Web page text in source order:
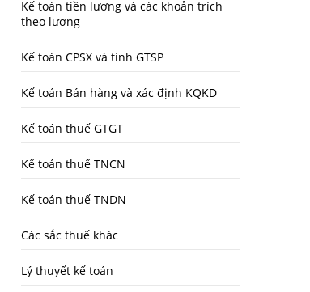
Kế toán tiền lương và các khoản trích
theo lương
Kế toán CPSX và tính GTSP
Kế toán Bán hàng và xác định KQKD
Kế toán thuế GTGT
Kế toán thuế TNCN
Kế toán thuế TNDN
Các sắc thuế khác
Lý thuyết kế toán